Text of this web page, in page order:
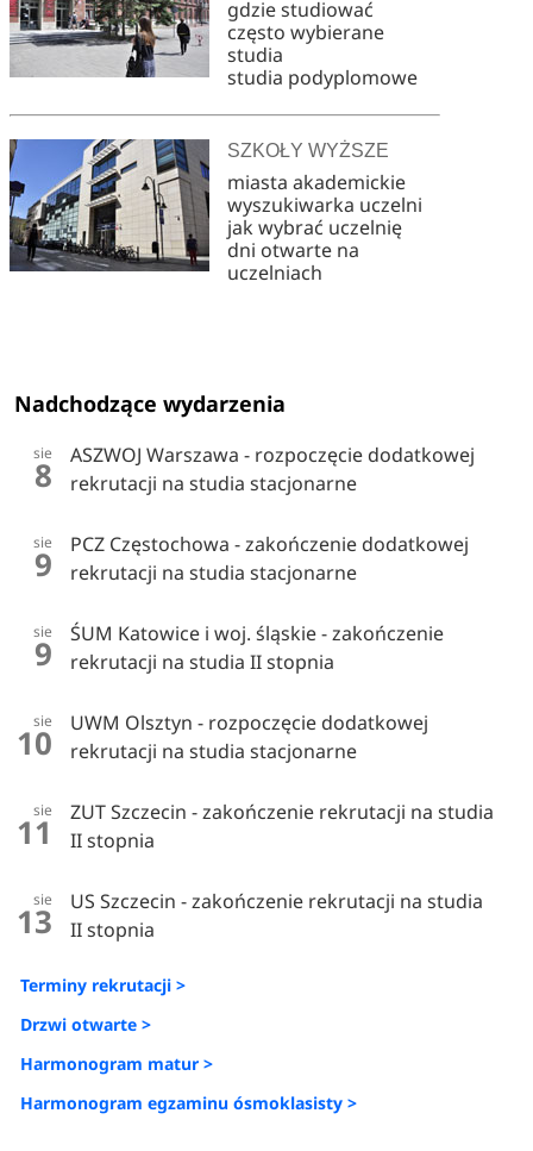
gdzie studiować
często wybierane
studia
studia podyplomowe
SZKOŁY WYŻSZE
miasta akademickie
wyszukiwarka uczelni
jak wybrać uczelnię
dni otwarte na
uczelniach
Nadchodzące wydarzenia
sie
8
ASZWOJ Warszawa - rozpoczęcie dodatkowej
rekrutacji na studia stacjonarne
sie
9
PCZ Częstochowa - zakończenie dodatkowej
rekrutacji na studia stacjonarne
sie
9
ŚUM Katowice i woj. śląskie - zakończenie
rekrutacji na studia II stopnia
sie
10
UWM Olsztyn - rozpoczęcie dodatkowej
rekrutacji na studia stacjonarne
sie
11
ZUT Szczecin - zakończenie rekrutacji na studia
II stopnia
sie
13
US Szczecin - zakończenie rekrutacji na studia
II stopnia
Terminy rekrutacji >
Drzwi otwarte >
Harmonogram matur >
Harmonogram egzaminu ósmoklasisty >